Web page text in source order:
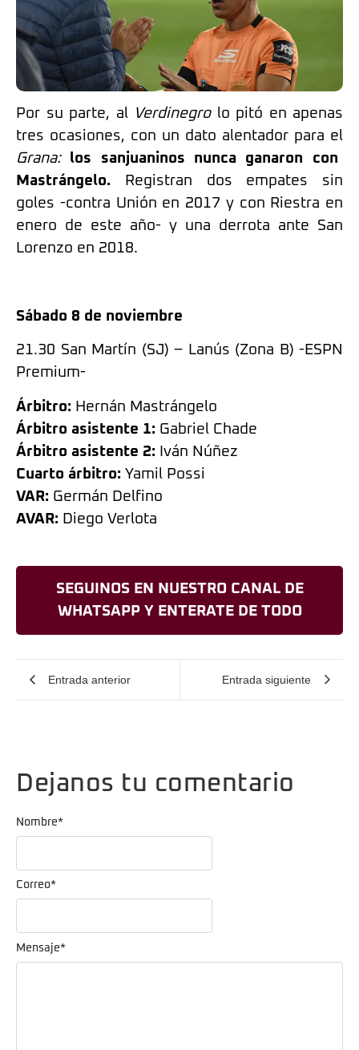
Por su parte, al Verdinegrolo pitó en apenas
tres ocasiones, con un dato alentador para el
Grana:los sanjuaninos nunca ganaron con
Mastrángelo. Registran dos empates sin
goles -contra Unión en 2017 y con Riestra en
enero de este año- y una derrota ante San
Lorenzo en 2018.
Sábado 8 de noviembre
21.30 San Martín (SJ) – Lanús (Zona B) -ESPN
Premium-
Árbitro: Hernán Mastrángelo
Árbitro asistente 1: Gabriel Chade
Árbitro asistente 2: Iván Núñez
Cuarto árbitro: Yamil Possi
VAR: Germán Delfino
AVAR: Diego Verlota
SEGUINOS EN NUESTRO CANAL DE
WHATSAPP Y ENTERATE DE TODO
Entrada anterior Entrada siguiente
Dejanos tu comentario
Mensaje*
Nombre*
Correo*